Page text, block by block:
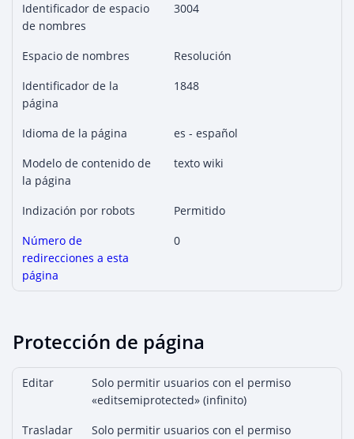
Identificador de espacio
de nombres
3004
Espacio de nombres
Resolución
Identificador de la
página
1848
Idioma de la página
es - español
Modelo de contenido de
la página
texto wiki
Indización por robots
Permitido
Número de
redirecciones a esta
página
0
Protección de página
Editar
Solo permitir usuarios con el permiso
«editsemiprotected» (infinito)
Trasladar
Solo permitir usuarios con el permiso